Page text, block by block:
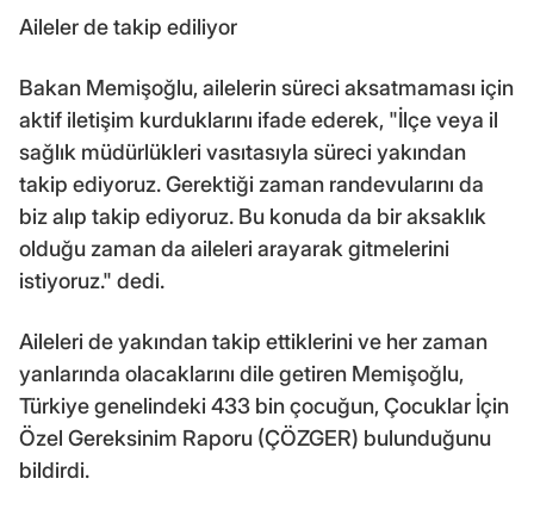
Aileler de takip ediliyor
Bakan Memişoğlu, ailelerin süreci aksatmaması için
aktif iletişim kurduklarını ifade ederek, "İlçe veya il
sağlık müdürlükleri vasıtasıyla süreci yakından
takip ediyoruz. Gerektiği zaman randevularını da
biz alıp takip ediyoruz. Bu konuda da bir aksaklık
olduğu zaman da aileleri arayarak gitmelerini
istiyoruz." dedi.
Aileleri de yakından takip ettiklerini ve her zaman
yanlarında olacaklarını dile getiren Memişoğlu,
Türkiye genelindeki 433 bin çocuğun, Çocuklar İçin
Özel Gereksinim Raporu (ÇÖZGER) bulunduğunu
bildirdi.